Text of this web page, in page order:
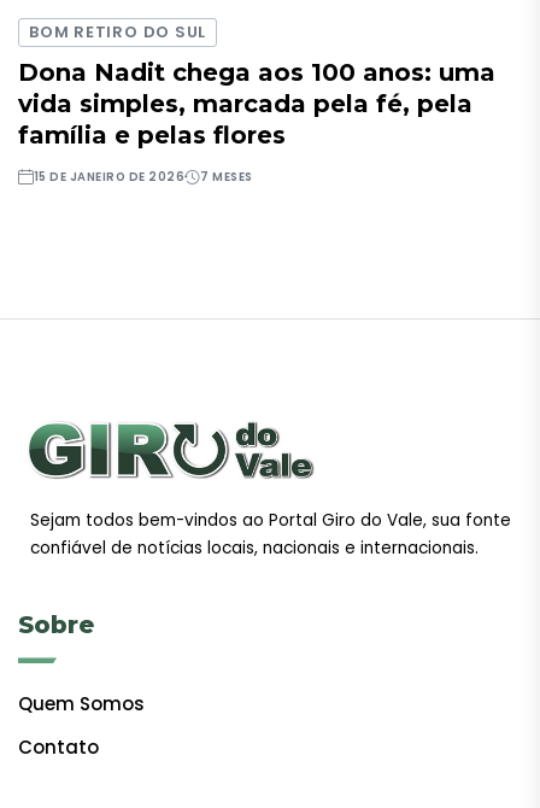
BOM RETIRO DO SUL
Dona Nadit chega aos 100 anos: uma
vida simples, marcada pela fé, pela
família e pelas flores
15 DE JANEIRO DE 2026 7 MESES
Sejam todos bem-vindos ao Portal Giro do Vale, sua fonte
confiável de notícias locais, nacionais e internacionais.
Sobre
Quem Somos
Contato